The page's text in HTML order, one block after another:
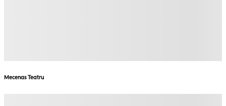
Mecenas Teatru